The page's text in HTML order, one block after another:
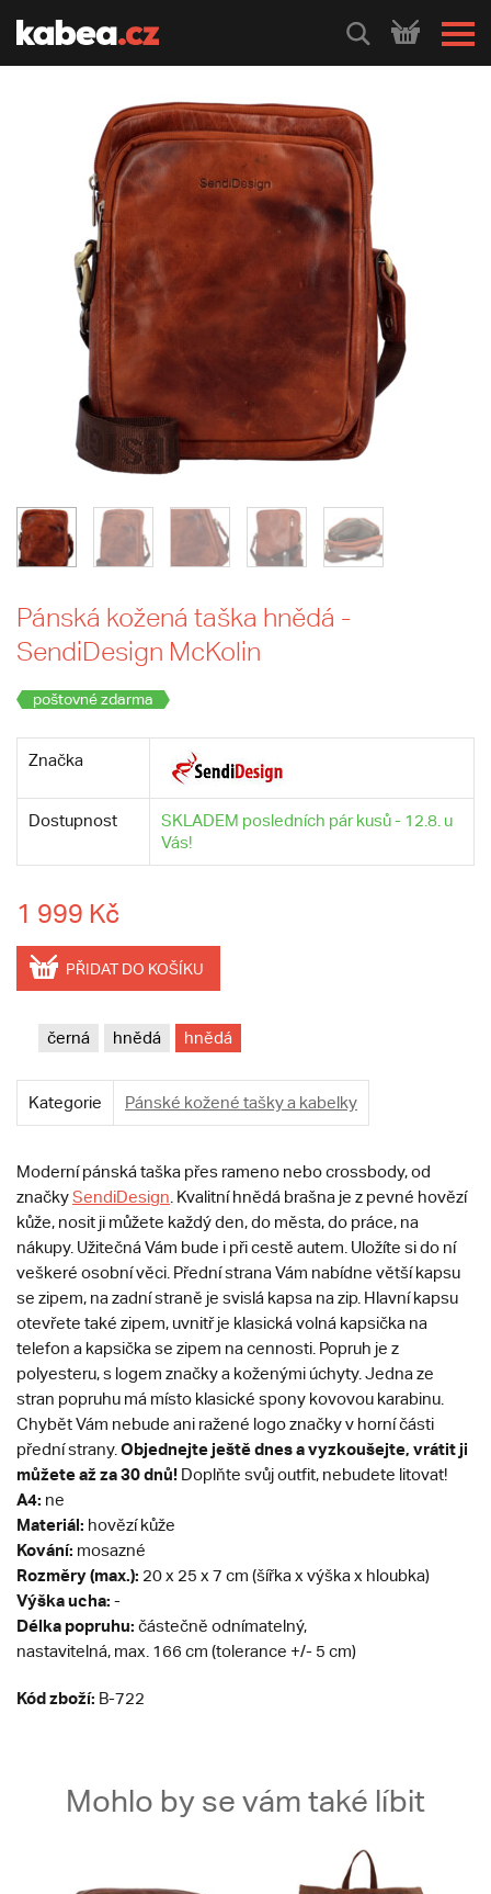
HLEDEJ
Pánská kožená taška hnědá -
SendiDesign McKolin
poštovné zdarma
Značka
Dostupnost
SKLADEM posledních pár kusů - 12.8. u
Vás!
1 999 Kč
PŘIDAT DO KOŠÍKU
černá hnědá hnědá
Kategorie Pánské kožené tašky a kabelky
Moderní pánská taška přes rameno nebo crossbody, od
značkySendiDesign . Kvalitní hnědá brašna je z pevné hovězí
kůže, nosit ji můžete každý den, do města, do práce, na
nákupy. Užitečná Vám bude i při cestě autem. Uložíte si do ní
veškeré osobní věci. Přední strana Vám nabídne větší kapsu
se zipem, na zadní straně je svislá kapsa na zip. Hlavní kapsu
otevřete také zipem, uvnitř je klasická volná kapsička na
telefon a kapsička se zipem na cennosti. Popruh je z
polyesteru, s logem značky a koženými úchyty. Jedna ze
stran popruhu má místo klasické spony kovovou karabinu.
Chybět Vám nebude ani ražené logo značky v horní části
přední strany. Objednejte ještě dnes a vyzkoušejte, vrátit ji
můžete až za 30 dnů! Doplňte svůj outfit, nebudete litovat!
A4: ne
Materiál: hovězí kůže
Kování: mosazné
Rozměry (max.): 20 x 25 x 7 cm (šířka x výška x hloubka)
Výška ucha: -
Délka popruhu: částečně odnímatelný,
nastavitelná, max. 166 cm (tolerance +/- 5 cm)
Kód zboží: B-722
Mohlo by se vám také líbit